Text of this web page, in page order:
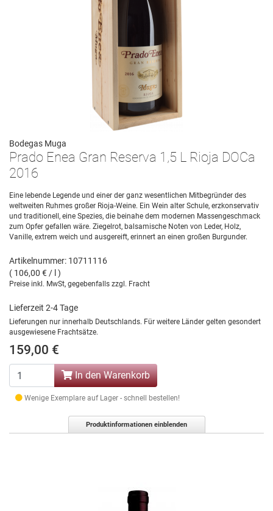
Bodegas Muga
Prado Enea Gran Reserva 1,5 L Rioja DOCa
2016
Eine lebende Legende und einer der ganz wesentlichen Mitbegründer des
weltweiten Ruhmes großer Rioja-Weine. Ein Wein alter Schule, erzkonservativ
und traditionell, eine Spezies, die beinahe dem modernen Massengeschmack
zum Opfer gefallen wäre. Ziegelrot, balsamische Noten von Leder, Holz,
Vanille, extrem weich und ausgereift, erinnert an einen großen Burgunder.
Artikelnummer: 10711116
( 106,00 € / l )
Preise inkl. MwSt, gegebenfalls zzgl. Fracht
Lieferzeit 2-4 Tage
Lieferungen nur innerhalb Deutschlands. Für weitere Länder gelten gesondert
ausgewiesene Frachtsätze.
159,00 €
In den Warenkorb
Wenige Exemplare auf Lager - schnell bestellen!
Produktinformationen einblenden